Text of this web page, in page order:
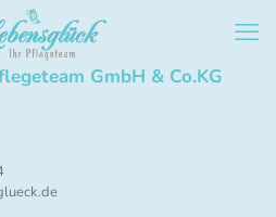
GmbH & Co.KG